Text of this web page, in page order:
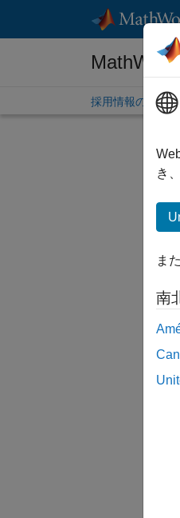
コンテンツへスキップ
採用情報の概要
き
ま
南